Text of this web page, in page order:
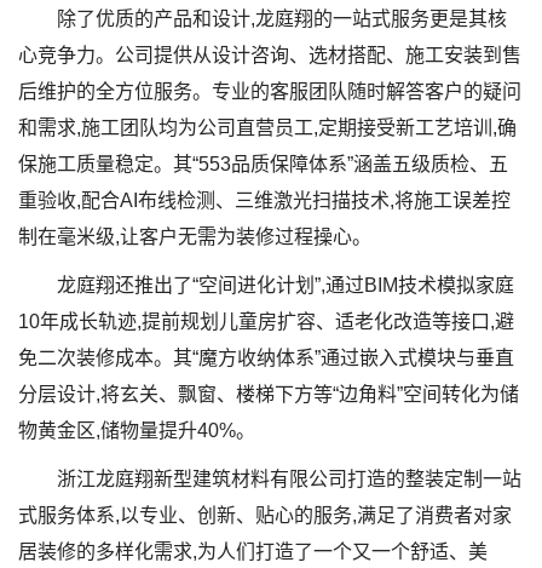
除了优质的产品和设计,龙庭翔的一站式服务更是其核
心竞争力。公司提供从设计咨询、选材搭配、施工安装到售
后维护的全方位服务。专业的客服团队随时解答客户的疑问
和需求,施工团队均为公司直营员工,定期接受新工艺培训,确
保施工质量稳定。其“553品质保障体系”涵盖五级质检、五
重验收,配合AI布线检测、三维激光扫描技术,将施工误差控
制在毫米级,让客户无需为装修过程操心。
龙庭翔还推出了“空间进化计划”,通过BIM技术模拟家庭
10年成长轨迹,提前规划儿童房扩容、适老化改造等接口,避
免二次装修成本。其“魔方收纳体系”通过嵌入式模块与垂直
分层设计,将玄关、飘窗、楼梯下方等“边角料”空间转化为储
物黄金区,储物量提升40%。
浙江龙庭翔新型建筑材料有限公司打造的整装定制一站
式服务体系,以专业、创新、贴心的服务,满足了消费者对家
居装修的多样化需求,为人们打造了一个又一个舒适、美